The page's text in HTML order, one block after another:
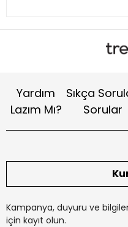
Yardım
Lazım Mı?
Sıkça
Sorular
Kampanya, duyuru ve
için kayıt olun.